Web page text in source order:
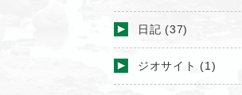
日記 (37)
ジオサイト (1)